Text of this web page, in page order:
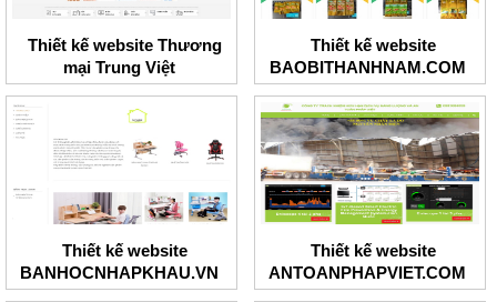
Thiết kế website Thương
mại Trung Việt
Thiết kế website
BAOBITHANHNAM.COM
Thiết kế website
BANHOCNHAPKHAU.VN
Thiết kế website
ANTOANPHAPVIET.COM